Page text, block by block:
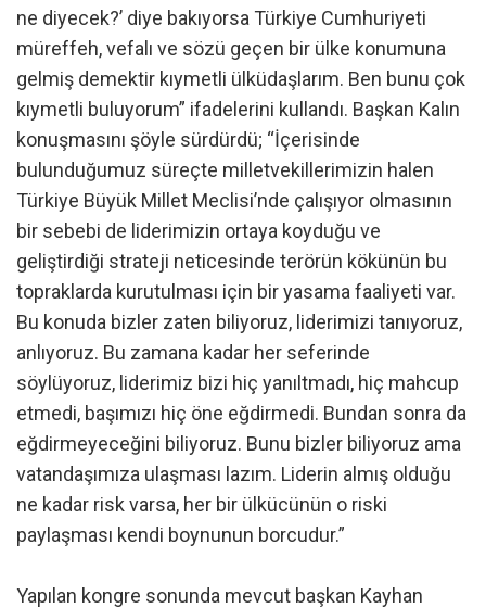
ne diyecek?’ diye bakıyorsa Türkiye Cumhuriyeti
müreffeh, vefalı ve sözü geçen bir ülke konumuna
gelmiş demektir kıymetli ülküdaşlarım. Ben bunu çok
kıymetli buluyorum” ifadelerini kullandı. Başkan Kalın
konuşmasını şöyle sürdürdü; “İçerisinde
bulunduğumuz süreçte milletvekillerimizin halen
Türkiye Büyük Millet Meclisi’nde çalışıyor olmasının
bir sebebi de liderimizin ortaya koyduğu ve
geliştirdiği strateji neticesinde terörün kökünün bu
topraklarda kurutulması için bir yasama faaliyeti var.
Bu konuda bizler zaten biliyoruz, liderimizi tanıyoruz,
anlıyoruz. Bu zamana kadar her seferinde
söylüyoruz, liderimiz bizi hiç yanıltmadı, hiç mahcup
etmedi, başımızı hiç öne eğdirmedi. Bundan sonra da
eğdirmeyeceğini biliyoruz. Bunu bizler biliyoruz ama
vatandaşımıza ulaşması lazım. Liderin almış olduğu
ne kadar risk varsa, her bir ülkücünün o riski
paylaşması kendi boynunun borcudur.”
Yapılan kongre sonunda mevcut başkan Kayhan